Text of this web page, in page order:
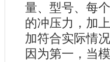
量、型号、每
的冲压力，加
加符合实际情
因为第一，当